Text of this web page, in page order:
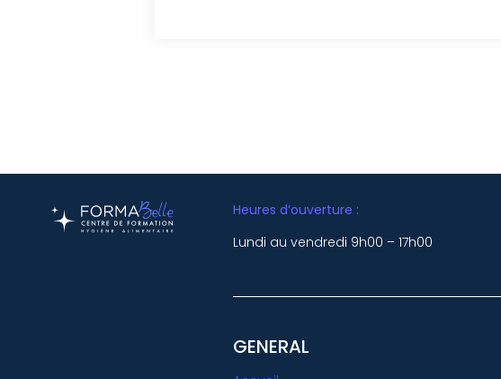
Heures d’ouverture :
Lundi au vendredi 9h00 – 17h00
GENERAL